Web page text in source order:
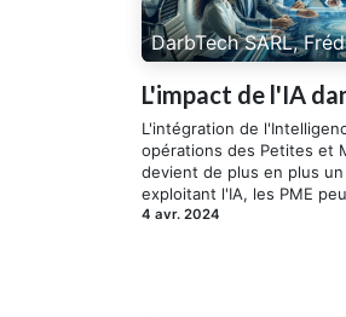
DarbTech SARL,
L'impact de l'IA
L'intégration de
opérations des Petites et
devient de plus en plus
exploitant l'IA, les PME
4 avr. 2024